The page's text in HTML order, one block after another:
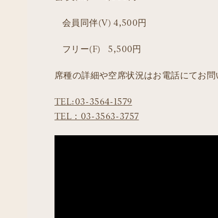
会員同伴(V) 4,500円
フリー(F) 5,500円
席種の詳細や空席状況はお電話にてお問
TEL:03-3564-1579
TEL：03-3563-3757